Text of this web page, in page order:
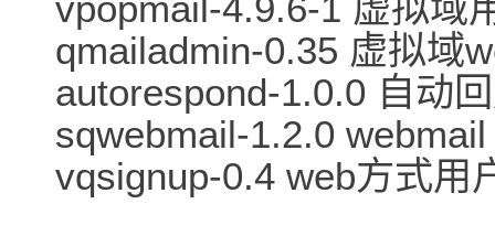
qmailadmin-0.35 虚拟域
autorespond-1.0.0 自动
sqwebmail-1.2.0 webmail
vqsignup-0.4 web方式用